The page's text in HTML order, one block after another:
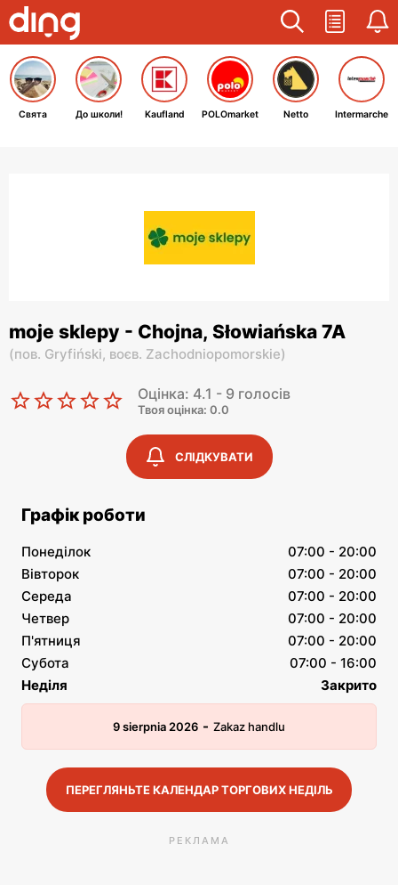
Свята До школи! Kaufland POLOmarket Netto Intermarche
moje sklepy - Chojna, Słowiańska 7A
(пов. Gryfiński, воєв. Zachodniopomorskie)
Оцінка: 4.1 - 9 голосів
Твоя оцінка: 0.0
СЛІДКУВАТИ
Графік роботи
Понеділок
07:00 - 20:00
Вівторок
07:00 - 20:00
Середа
07:00 - 20:00
Четвер
07:00 - 20:00
П'ятниця
07:00 - 20:00
Субота
07:00 - 16:00
Неділя
Закрито
9 sierpnia 2026 - Zakaz handlu
ПЕРЕГЛЯНЬТЕ КАЛЕНДАР ТОРГОВИХ НЕДІЛЬ
РЕКЛАМА